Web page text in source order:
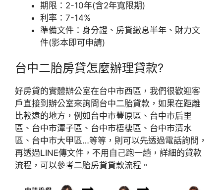
期限：2-10年(含2年寬限期)
利率：7-14%
準備文件：身分證、房貸繳息半年、財力文
件(影本即可申請)
台中二胎房貸怎麼辦理貸款?
好房貸的實體辦公室在台中市西區，我們很歡迎客
戶直接到辦公室來詢問台中二胎貸款，如果在距離
比較遠的地方，例如台中市豐原區、台中市后里
區、台中市潭子區、台中市梧棲區、台中市清水
區、台中市大甲區…等等，則可以先透過電話詢問，
再透過LINE傳文件，不用自己跑一趟，詳細的貸款
流程，可以參考二胎房貸貸款流程。